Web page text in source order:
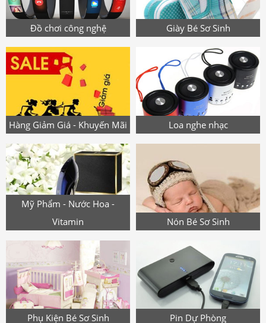
Đồ chơi công nghệ Giày Bé Sơ Sinh
Hàng Giảm Giá - Khuyến Mãi Loa nghe nhạc
Mỹ Phẩm - Nước Hoa -
Vitamin
Nón Bé Sơ Sinh
Phụ Kiện Bé Sơ Sinh Pin Dự Phòng